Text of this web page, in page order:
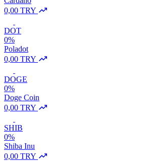
0,00 TRY
DOT
0%
Poladot
0,00 TRY
DOGE
0%
Doge Coin
0,00 TRY
SHIB
0%
Shiba Inu
0,00 TRY